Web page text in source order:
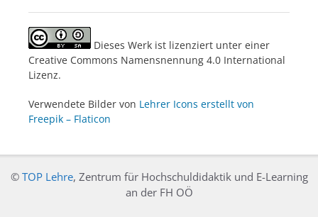
Dieses Werk ist lizenziert unter einer
Creative Commons Namensnennung 4.0 International
Lizenz.
Verwendete Bilder von Lehrer Icons erstellt von
Freepik – Flaticon
© TOP Lehre, Zentrum für Hochschuldidaktik und E-Learning
an der FH OÖ